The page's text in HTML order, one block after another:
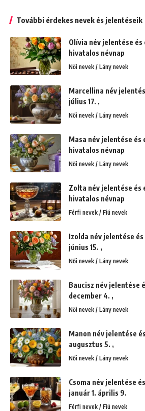
További érdekes nevek és jelentéseik
Olívia név jelentése és
hivatalos névnap
Női nevek / Lány nevek
Marcellina név
július 17. ,
Női nevek / Lány nevek
Masa név jelentése és
hivatalos névnap
Női nevek / Lány nevek
Zolta név jelentése és
hivatalos névnap
Férfi nevek / Fiú nevek
Izolda név jelentése
június 15. ,
Női nevek / Lány nevek
Baucisz név jelentése
december 4. ,
Női nevek / Lány nevek
Manon név jelentése
augusztus 5. ,
Női nevek / Lány nevek
Csoma név jelentése
január 1. április 9.
Férfi nevek / Fiú nevek